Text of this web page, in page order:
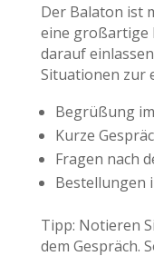
Der Balaton ist
eine großartige
darauf
Situationen zur
Begrüßung
Kurze
Fragen nach
Bestellungen
Tipp: Notieren
dem Gespräch.